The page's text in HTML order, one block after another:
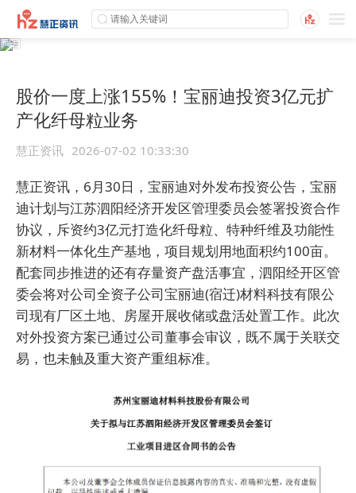
股价一度上涨155%！宝丽迪投资3亿元扩
产化纤母粒业务
慧正资讯 2026-07-02 10:33:30
慧正资讯，6月30日，宝丽迪对外发布投资公告，宝丽
迪计划与江苏泗阳经济开发区管理委员会签署投资合作
协议，斥资约3亿元打造化纤母粒、特种纤维及功能性
新材料一体化生产基地，项目规划用地面积约100亩。
配套同步推进的还有存量资产盘活事宜，泗阳经开区管
委会将对公司全资子公司宝丽迪(宿迁)材料科技有限公
司现有厂区土地、房屋开展收储或盘活处置工作。此次
对外投资方案已通过公司董事会审议，既不属于关联交
易，也未触及重大资产重组标准。